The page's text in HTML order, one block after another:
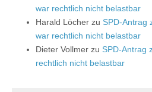
war rechtlich nicht belastbar
Harald Löcher zu SPD-Antrag
war rechtlich nicht belastbar
Dieter Vollmer zu SPD-Antrag
rechtlich nicht belastbar